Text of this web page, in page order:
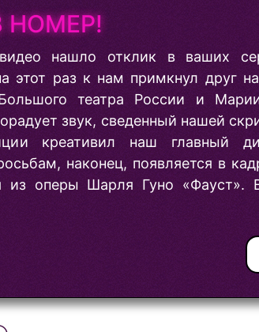
НОМЕР!
нашло отклик в ваших
раз к нам примкнул друг
театра России и
звук, сведенный нашей
креативил наш главный
наконец, появляется в
оперы Шарля Гуно «Фауст».